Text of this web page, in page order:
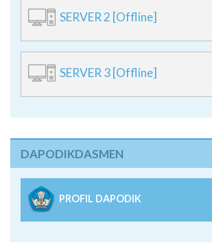
SERVER 2 [Offline]
SERVER 3 [Offline]
DAPODIKDASMEN
PROFIL DAPODIK